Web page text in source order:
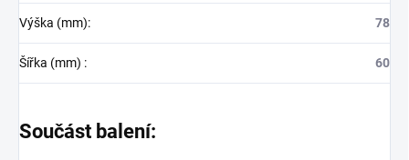
Výška (mm): 78
Šířka (mm) : 60
Součást balení: